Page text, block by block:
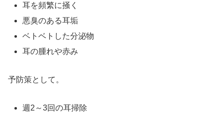
耳を頻繁に掻く
悪臭のある耳垢
ベトベトした分泌物
耳の腫れや赤み
予防策として。
週2～3回の耳掃除